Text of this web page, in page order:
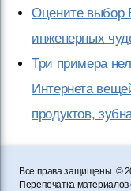
Оцените выбор
инженерных
Три примера
Интернета
продуктов,
Все права защищены. ©
Перепечатка материалов